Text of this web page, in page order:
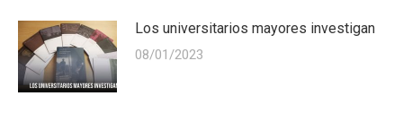
Los universitarios mayores investigan
08/01/2023